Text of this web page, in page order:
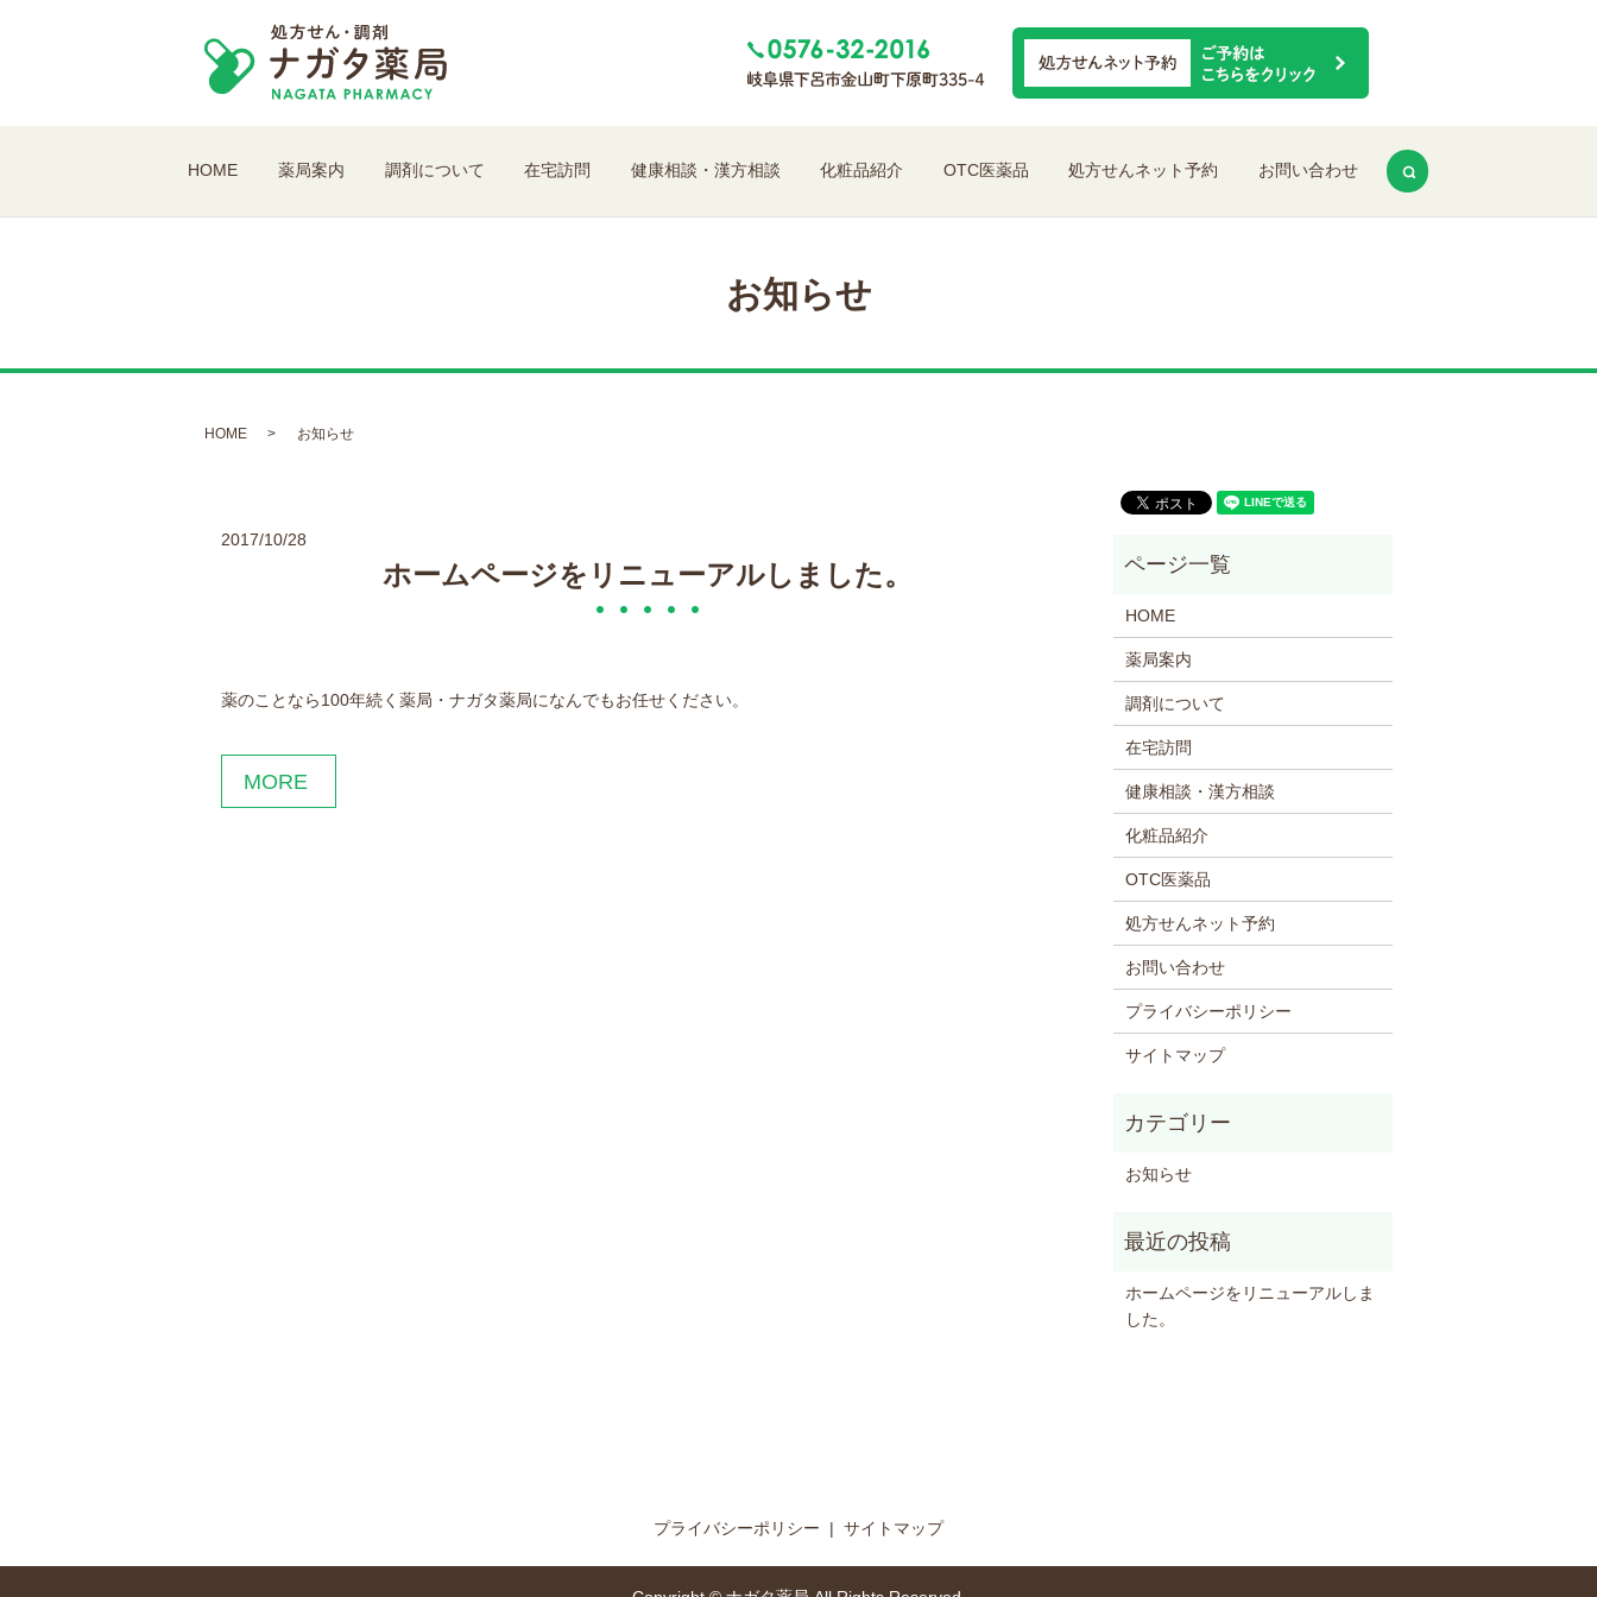
HOME 薬局案内 調剤について 在宅訪問 健康相談・漢方相談 化粧品紹介 OTC医薬品 処方せんネット予約 お問い合わせ search
お知らせ
HOME お知らせ
2017/10/28
ホームページをリニューアルしました。
薬のことなら100年続く薬局・ナガタ薬局になんでもお任せください。
MORE
HOME
薬局案内
調剤について
在宅訪問
健康相談・漢方相談
化粧品紹介
OTC医薬品
処方せんネット予約
お問い合わせ
プライバシーポリシー
サイトマップ
お知らせ
ホームページをリニューアルしま
した。
プライバシーポリシー サイトマップ